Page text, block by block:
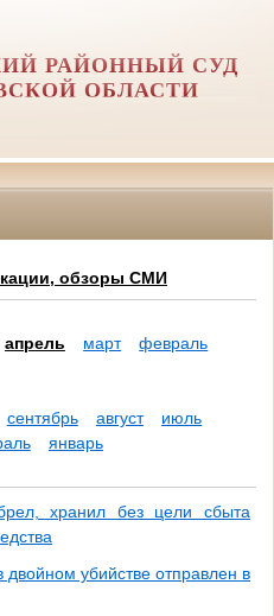
РАЙОННЫЙ СУД
ОБЛАСТИ
обзоры СМИ
апрель март
февраль
сентябрь август
июль
январь
хранил без цели сбыта
убийстве отправлен в